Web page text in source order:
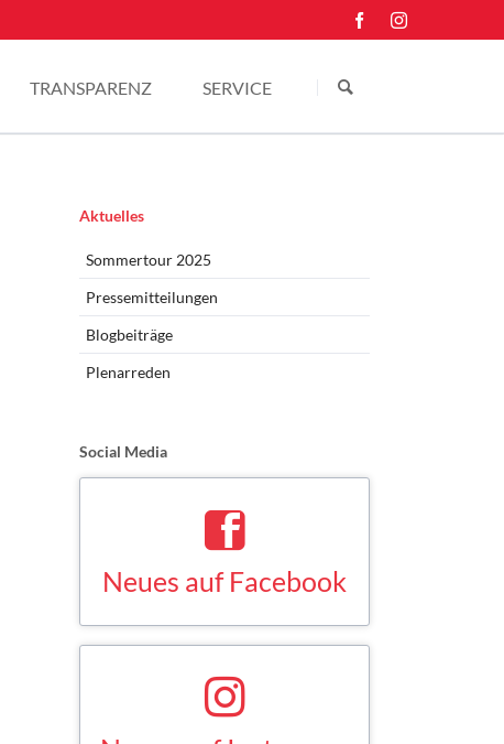
überspringen
TRANSPARENZ SERVICE
Navigation
Aktuelles
Sommertour 2025
Pressemitteilungen
Blogbeiträge
Plenarreden
Social Media
Neues auf Facebook
Saskia Esken bei Facebook
FACEBOOK
Neues auf Instagram
Saskia Esken bei Instagram